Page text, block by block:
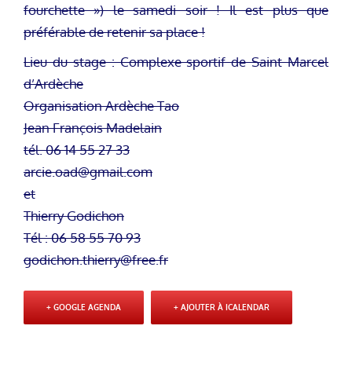
fourchette ») le samedi soir ! Il est plus que
préférable de retenir sa place !
Lieu du stage : Complexe sportif de Saint Marcel
d’Ardèche
Organisation Ardèche Tao
Jean François Madelain
tél. 06 14 55 27 33
arcie.oad@gmail.com
et
Thierry Godichon
Tél : 06 58 55 70 93
godichon.thierry@free.fr
+ GOOGLE AGENDA + AJOUTER À ICALENDAR